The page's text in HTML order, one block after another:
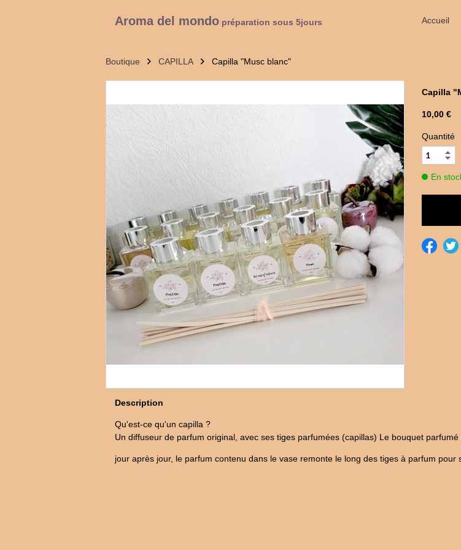
Aroma del mondo préparation sous 5jours Accueil
Boutique CAPILLA Capilla "Musc blanc"
Capilla
10,00 €
Quantité
En
Description
Qu'est-ce qu'un capilla ?
Un diffuseur de parfum original, avec ses tiges parfumées (capillas) Le bouquet
jour après jour, le parfum contenu dans le vase remonte le long des tiges à parfum pour